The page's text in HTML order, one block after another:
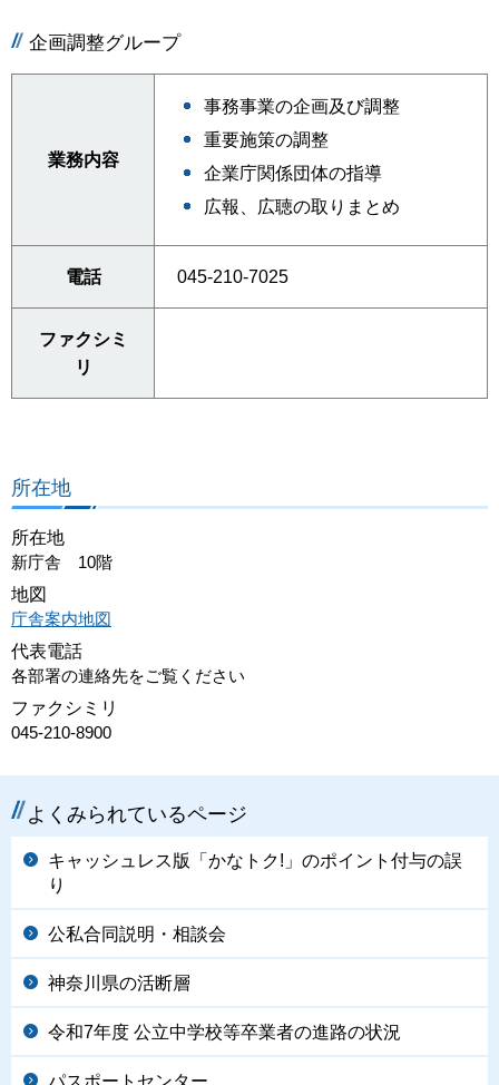
企画調整グループ
業務内容
事務事業の企画及び調整
重要施策の調整
企業庁関係団体の指導
広報、広聴の取りまとめ
電話 045-210-7025
ファクシミ
リ
所在地
所在地
新庁舎 10階
地図
庁舎案内地図
代表電話
各部署の連絡先をご覧ください
ファクシミリ
045-210-8900
よくみられているページ
キャッシュレス版「かなトク!」のポイント付与の誤
り
公私合同説明・相談会
神奈川県の活断層
令和7年度 公立中学校等卒業者の進路の状況
パスポートセンター